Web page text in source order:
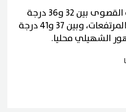
وتتراوح درجات الحرارة القصوى بين 32 و36 درجة
بالمناطق الساحلية والمرتفعات، وبين 37 و41 درجة
الشهيلي محليا.